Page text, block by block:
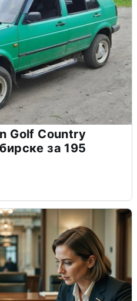
Golf Country
за 195